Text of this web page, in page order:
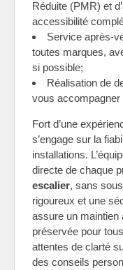
Réduite (PMR) et
accessibilité
Service après-
toutes marques,
si possible;
Réalisation de
vous accompagner
Fort d’une
s’engage sur la
installations.
directe de chaque
escalier, sans
rigoureux et une
assure un maintien
préservée pour
attentes de clarté
des conseils